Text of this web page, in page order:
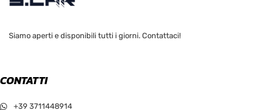
Siamo aperti e disponibili tutti i giorni. Contattaci!
CONTATTI
+39 3711448914